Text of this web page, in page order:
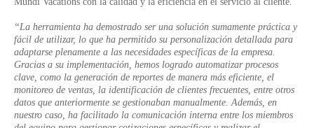
“La herramienta ha demostrado ser una solución sumamente práctica y
fácil de utilizar, lo que ha permitido su personalización detallada para
adaptarse plenamente a las necesidades específicas de la empresa.
Gracias a su implementación, hemos logrado automatizar procesos
clave, como la generación de reportes de manera más eficiente, el
monitoreo de ventas, la identificación de clientes frecuentes, entre otros
datos que anteriormente se gestionaban manualmente. Además, en
nuestro caso, ha facilitado la comunicación interna entre los miembros